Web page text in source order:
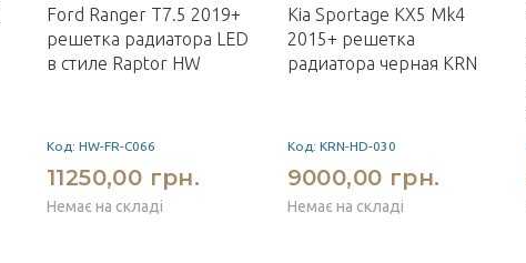
Ford Ranger T7.5 2019+
решетка радиатора LED
в стиле Raptor HW
Код: HW-FR-C066
11250,00 грн.
Немає на складі
Kia Sportage KX5 Mk4
2015+ решетка
радиатора черная KRN
Код: KRN-HD-030
9000,00 грн.
Немає на складі